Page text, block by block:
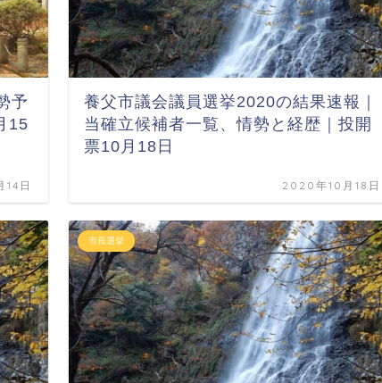
予
15
14日
養父市議会議員選挙2020の結果速報｜
当確立候補者一覧、情勢と経歴｜投開
票10月18日
2020年10月18日
市長選挙